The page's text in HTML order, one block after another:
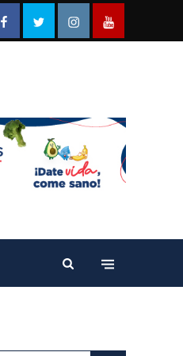
FacebookTwitterInstagramYouTube